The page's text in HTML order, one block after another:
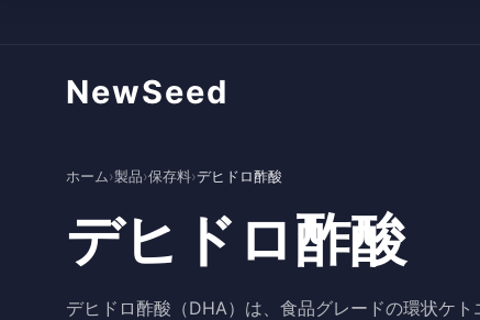
NewSeed
ホーム›製品›保存料›デヒドロ酢酸
デヒドロ酢酸
デヒドロ酢酸（DHA）は、食品グレードの環状ケ